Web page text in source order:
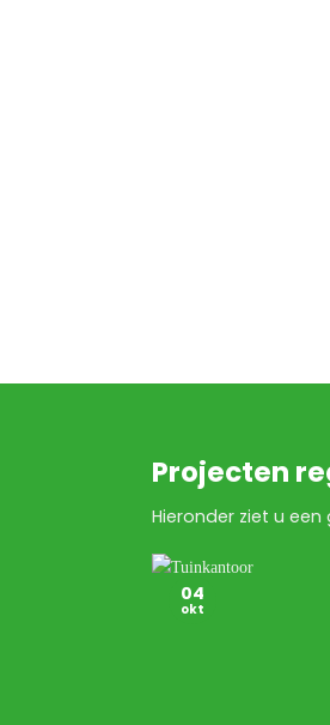
Projecten
Hieronder ziet u
04
okt